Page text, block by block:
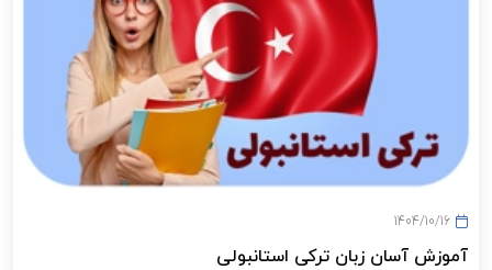
1404/10/16
آموزش آسان زبان ترکی استانبولی